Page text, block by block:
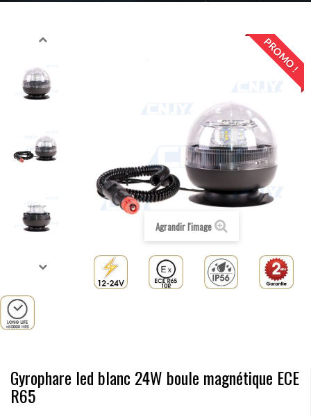
PROMO !
Agrandir l'image
Gyrophare led blanc 24W boule magnétique ECE
R65